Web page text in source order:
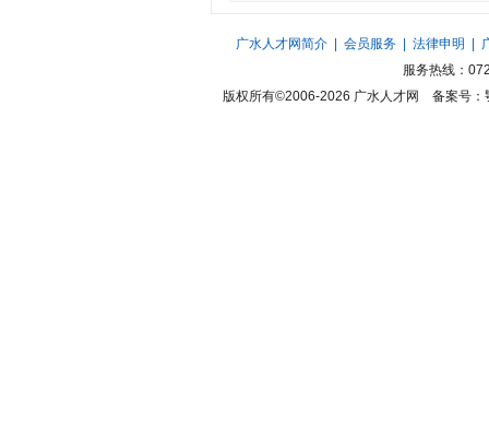
广水人才网简介| 会员服务| 法律申明
服务热线：
版权所有©2006-2026 广水人才网 备案号：